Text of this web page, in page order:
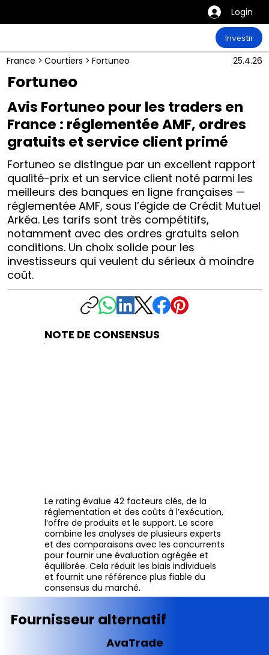
Login
Investir
France > Courtiers > Fortuneo 25.4.26
Fortuneo
Avis Fortuneo pour les traders en
France : réglementée AMF, ordres
gratuits et service client primé
Fortuneo se distingue par un excellent rapport
qualité-prix et un service client noté parmi les
meilleurs des banques en ligne françaises —
réglementée AMF, sous l’égide de Crédit Mutuel
Arkéa. Les tarifs sont très compétitifs,
notamment avec des ordres gratuits selon
conditions. Un choix solide pour les
investisseurs qui veulent du sérieux à moindre
coût.
NOTE DE CONSENSUS
Le rating évalue 42 facteurs clés, de la
réglementation et des coûts à l’exécution,
l’offre de produits et le support. Le score
combine les analyses de plusieurs experts
et des comparaisons avec les concurrents
pour fournir une évaluation agrégée et
équilibrée. Cela réduit les biais individuels
et fournit une référence plus fiable du
consensus du marché.
Fournisseur alternatif
AvaTrade